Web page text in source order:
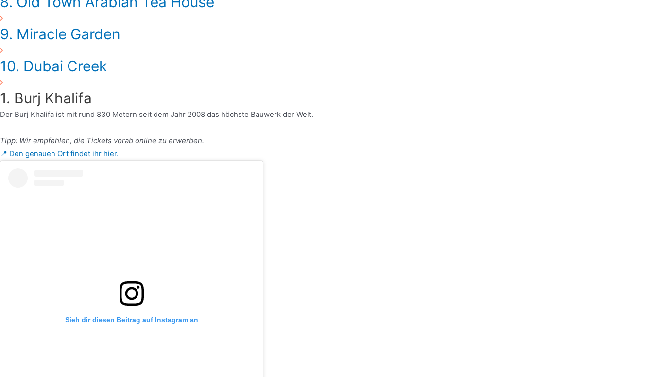
9. Miracle Garden
10. Dubai Creek
1. Burj Khalifa
Der Burj Khalifa ist mit rund 830 Metern seit dem Jahr 2008 das höchste Bauwerk der Welt.
Tipp: Wir empfehlen, die Tickets vorab online zu erwerben.
📍 Den genauen Ort findet ihr hier.
Sieh dir diesen Beitrag auf Instagram an